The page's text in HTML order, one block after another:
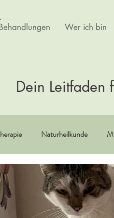
Wer ich bin
Dein Leitfaden
Naturheilkunde
Spiritualität
Körpertherapie Kultur